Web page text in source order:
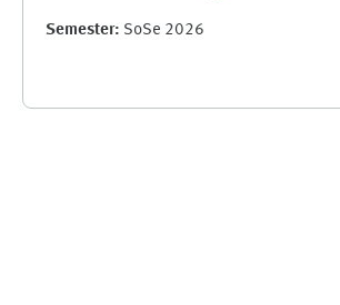
Semester: SoSe 2026